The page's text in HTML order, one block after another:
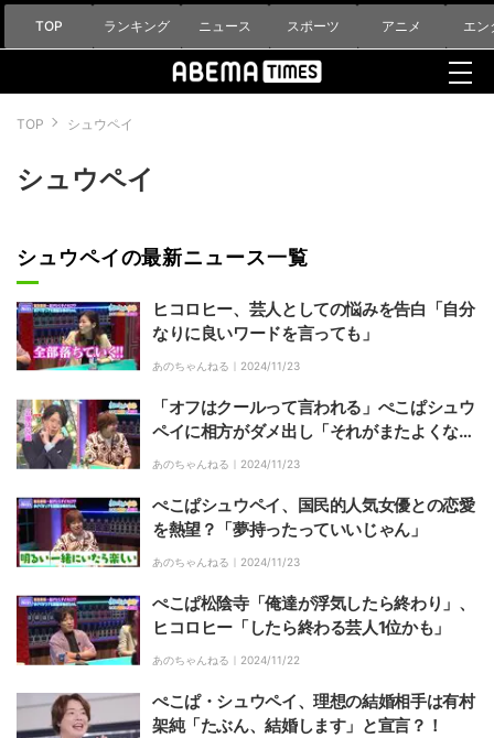
TOP ランキング ニュース スポーツ アニメ エン
TOP シュウペイ
シュウペイ
シュウペイの最新ニュース一覧
ヒコロヒー、芸人としての悩みを告白「自分
なりに良いワードを言っても」
あのちゃんねる｜ 2024/11/23
「オフはクールって言われる」ぺこぱシュウ
ペイに相方がダメ出し「それがまたよくな
い」
あのちゃんねる｜ 2024/11/23
ぺこぱシュウペイ、国民的人気女優との恋愛
を熱望？「夢持ったっていいじゃん」
あのちゃんねる｜ 2024/11/23
ぺこぱ松陰寺「俺達が浮気したら終わり」、
ヒコロヒー「したら終わる芸人1位かも」
あのちゃんねる｜ 2024/11/22
ぺこぱ・シュウペイ、理想の結婚相手は有村
架純「たぶん、結婚します」と宣言？！